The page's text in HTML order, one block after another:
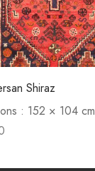
Shiraz
: 152 × 104 cm